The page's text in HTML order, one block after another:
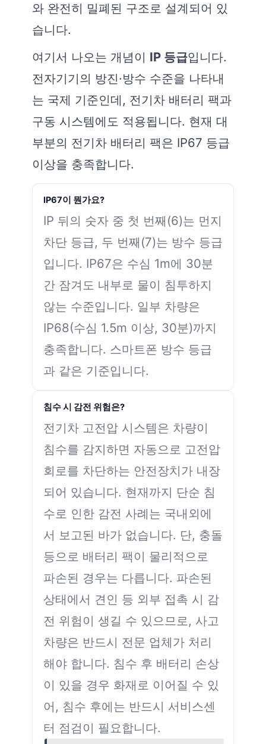
와 완전히 밀폐된 구조로 설계되어 있
습니다.
여기서 나오는 개념이 IP 등급입니다.
전자기기의 방진·방수 수준을 나타내
는 국제 기준인데, 전기차 배터리 팩과
구동 시스템에도 적용됩니다. 현재 대
부분의 전기차 배터리 팩은 IP67 등급
이상을 충족합니다.
IP67이 뭔가요?
IP 뒤의 숫자 중 첫 번째(6)는 먼지
차단 등급, 두 번째(7)는 방수 등급
입니다. IP67은 수심 1m에 30분
간 잠겨도 내부로 물이 침투하지
않는 수준입니다. 일부 차량은
IP68(수심 1.5m 이상, 30분)까지
충족합니다. 스마트폰 방수 등급
과 같은 기준입니다.
침수 시 감전 위험은?
전기차 고전압 시스템은 차량이
침수를 감지하면 자동으로 고전압
회로를 차단하는 안전장치가 내장
되어 있습니다. 현재까지 단순 침
수로 인한 감전 사례는 국내외에
서 보고된 바가 없습니다. 단, 충돌
등으로 배터리 팩이 물리적으로
파손된 경우는 다릅니다. 파손된
상태에서 견인 등 외부 접촉 시 감
전 위험이 생길 수 있으므로, 사고
차량은 반드시 전문 업체가 처리
해야 합니다. 침수 후 배터리 손상
이 있을 경우 화재로 이어질 수 있
어, 침수 후에는 반드시 서비스센
터 점검이 필요합니다.